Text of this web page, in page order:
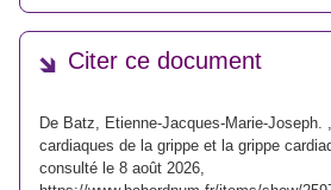
Citer ce document
De Batz, Etienne-Jacques-Marie-Joseph.
cardiaques de la grippe et la grippe
consulté le 8 août 2026,